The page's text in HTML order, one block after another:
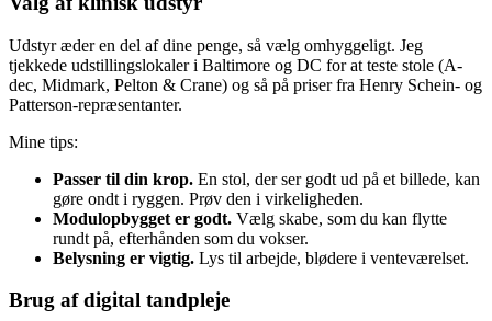
Udstyr æder en del af dine penge, så vælg omhyggeligt. Jeg
tjekkede udstillingslokaler i Baltimore og DC for at teste stole (A-
dec, Midmark, Pelton & Crane) og så på priser fra Henry Schein- og
Patterson-repræsentanter.
Mine tips:
Passer til din krop. En stol, der ser godt ud på et billede, kan
gøre ondt i ryggen. Prøv den i virkeligheden.
Modulopbygget er godt. Vælg skabe, som du kan flytte
rundt på, efterhånden som du vokser.
Belysning er vigtig. Lys til arbejde, blødere i venteværelset.
Brug af digital tandpleje